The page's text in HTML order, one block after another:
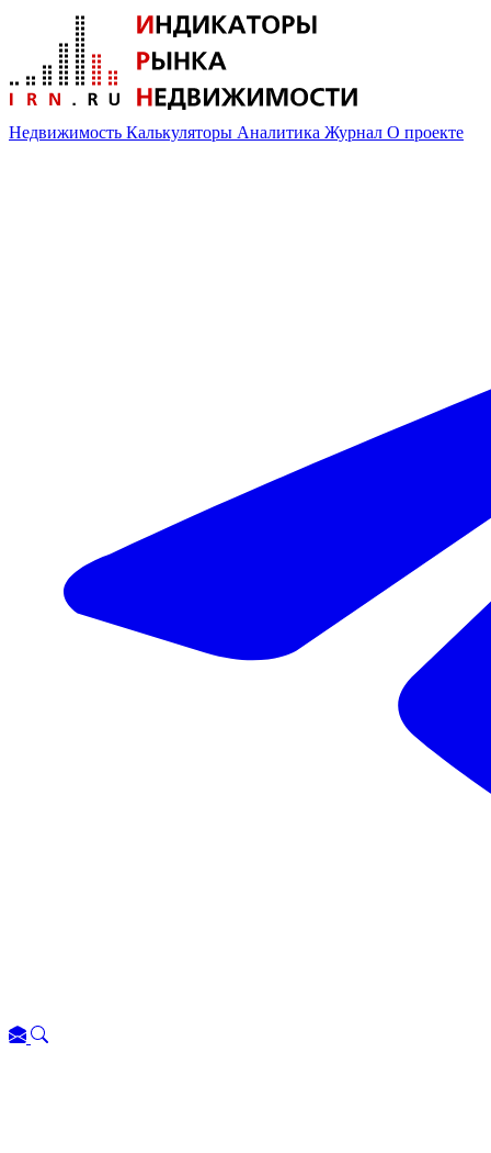
Недвижимость Калькуляторы Аналитика Журнал О проекте